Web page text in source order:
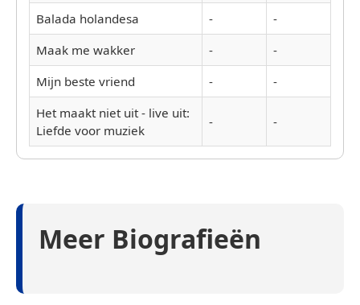
Balada holandesa
-
-
Maak me wakker
-
-
Mijn beste vriend
-
-
Het maakt niet uit - live uit:
Liefde voor muziek
- -
Meer Biografieën